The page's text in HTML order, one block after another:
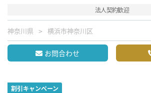
法人契約歓迎
神奈川県 横浜市神奈川区
お問合わせ
割引キャンペーン